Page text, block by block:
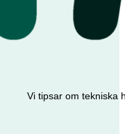
Vi tipsar om tekniska